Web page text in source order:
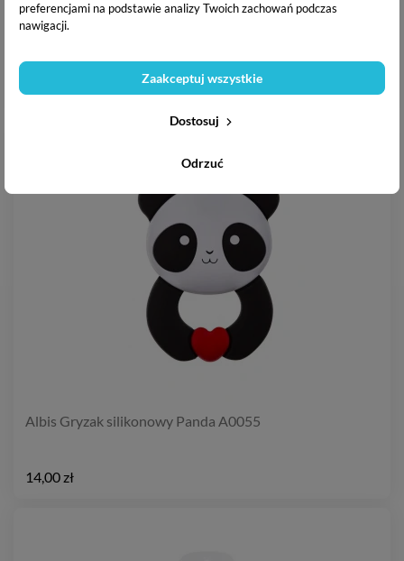
9,60 zł
Albis Gryzak silikonowy Panda A0055
14,00 zł
preferencjami na podstawie analizy Twoich zachowań podczas
nawigacji.
Odrzuć
Dostosuj
Zaakceptuj wszystkie